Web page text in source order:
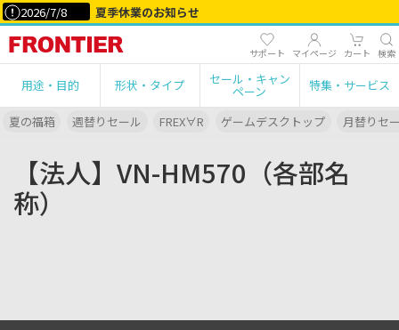
2026/7/8 夏季休業のお知らせ
サポート マイページ カート 検索
用途・目的 形状・タイプ セール・キャン
ペーン 特集・サービス
夏の福箱 週替りセール FREX∀R ゲームデスクトップ 月替りセ
【法人】VN-HM570（各部名
称）